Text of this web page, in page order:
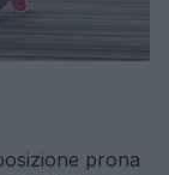
prona